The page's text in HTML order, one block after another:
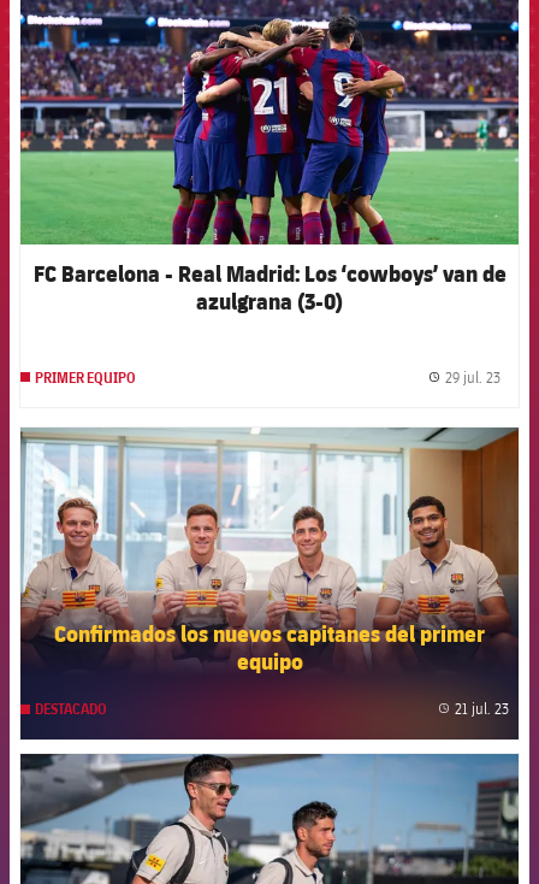
FC Barcelona - Real Madrid: Los ‘cowboys’ van de
azulgrana (3-0)
PRIMER EQUIPO 29 jul. 23
FCB Barcelona badge
Confirmados los nuevos capitanes del primer
equipo
DESTACADO 21 jul. 23
FCB Barcelona badge